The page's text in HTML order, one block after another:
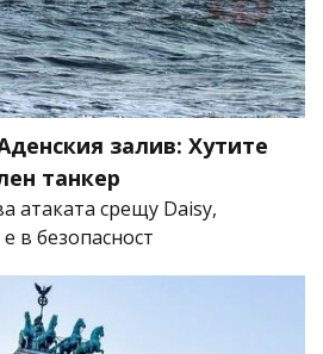
залив: Хутите
танкер
атаката срещу Daisy,
в безопасност